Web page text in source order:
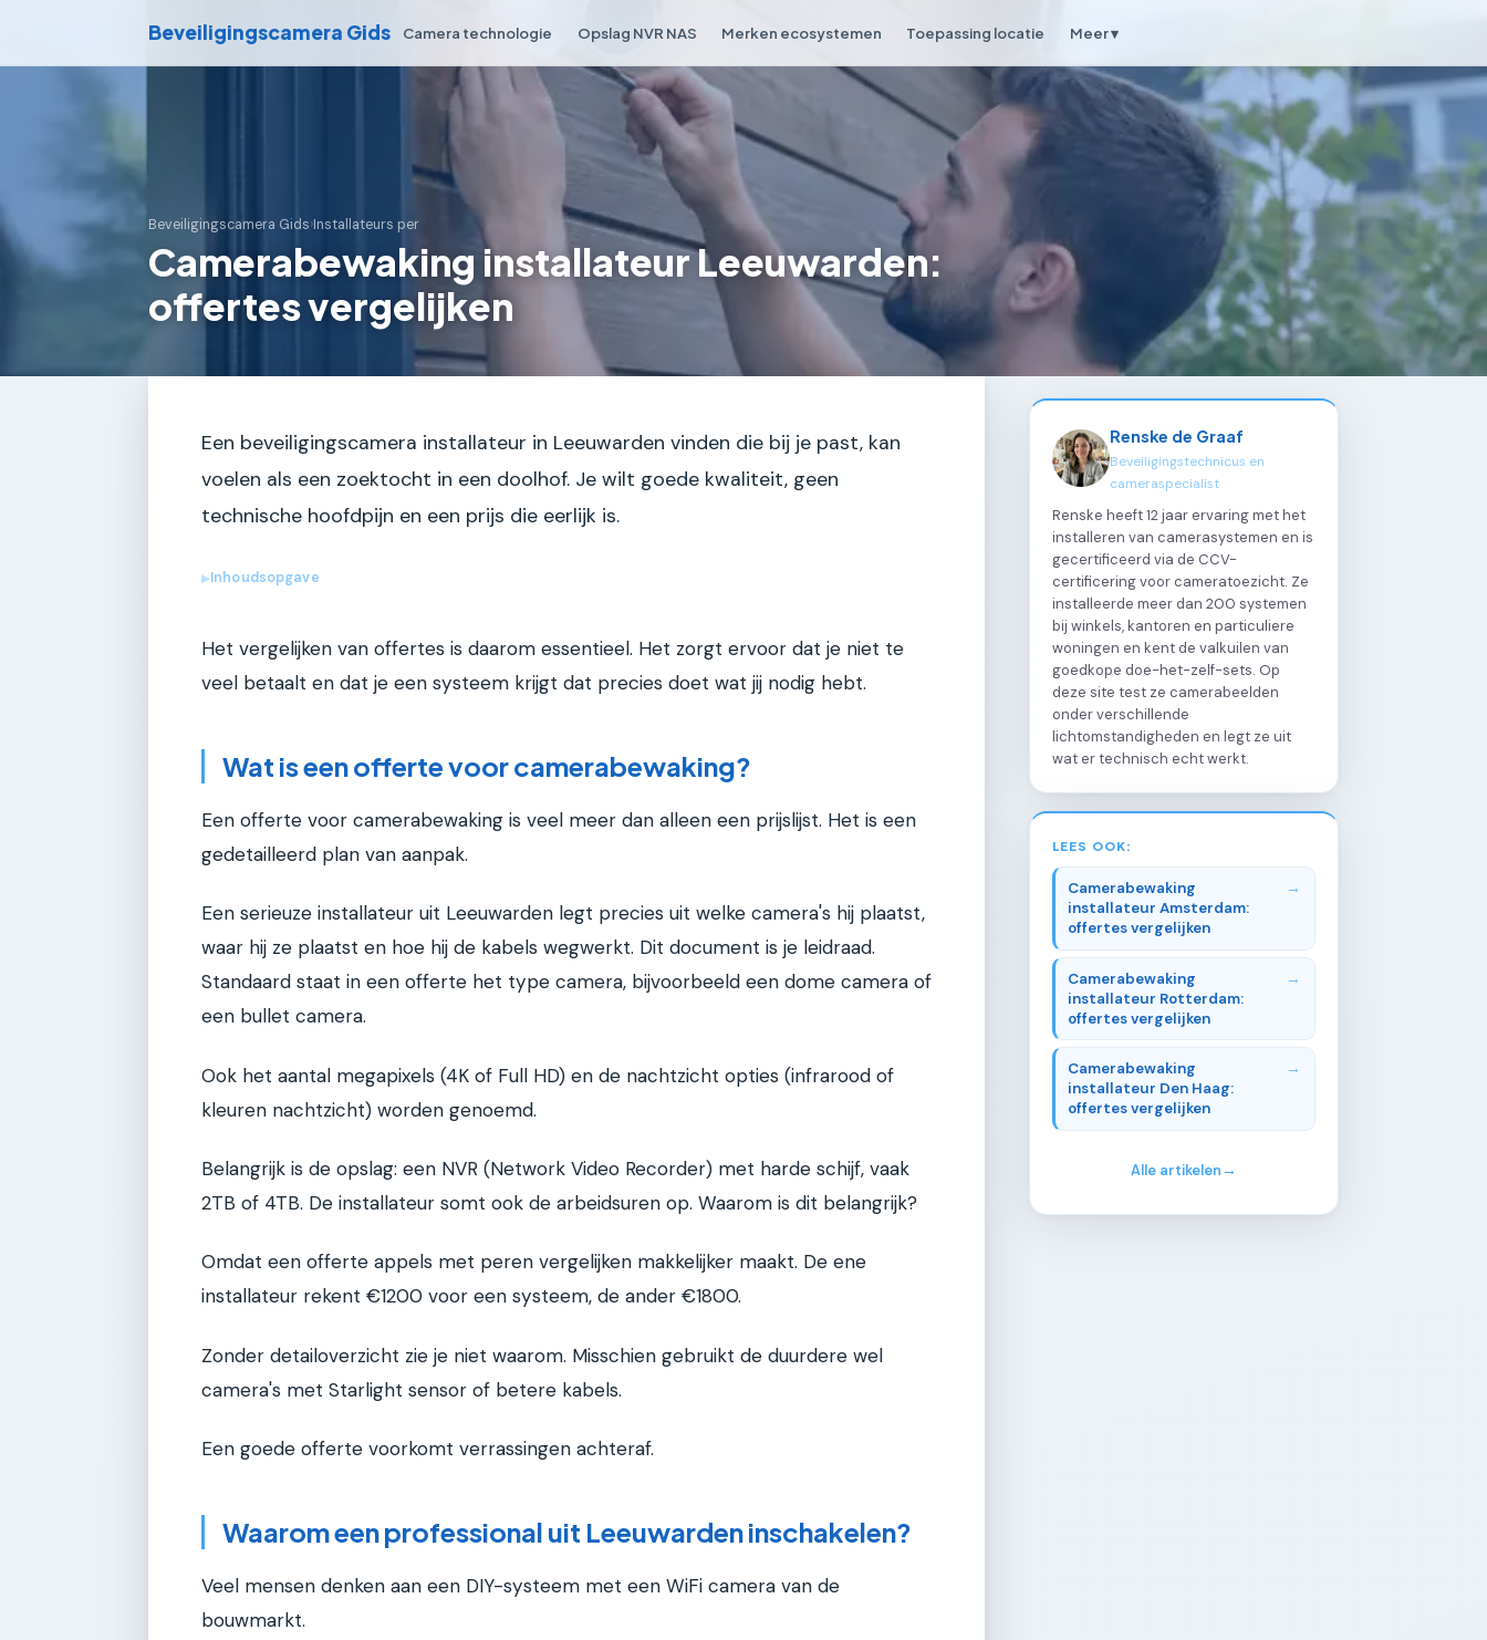
Beveiligingscamera Gids Camera technologie Opslag NVR NAS Merken ecosystemen Toepassing locatie Meer ▾
Beveiligingscamera Gids›Installateurs per
Camerabewaking installateur Leeuwarden:
offertes vergelijken
Een beveiligingscamera installateur in Leeuwarden vinden die bij je past, kan
voelen als een zoektocht in een doolhof. Je wilt goede kwaliteit, geen
technische hoofdpijn en een prijs die eerlijk is.
▶Inhoudsopgave
Het vergelijken van offertes is daarom essentieel. Het zorgt ervoor dat je niet te
veel betaalt en dat je een systeem krijgt dat precies doet wat jij nodig hebt.
Wat is een offerte voor camerabewaking?
Een offerte voor camerabewaking is veel meer dan alleen een prijslijst. Het is een
gedetailleerd plan van aanpak.
Een serieuze installateur uit Leeuwarden legt precies uit welke camera's hij plaatst,
waar hij ze plaatst en hoe hij de kabels wegwerkt. Dit document is je leidraad.
Standaard staat in een offerte het type camera, bijvoorbeeld een dome camera of
een bullet camera.
Ook het aantal megapixels (4K of Full HD) en de nachtzicht opties (infrarood of
kleuren nachtzicht) worden genoemd.
Belangrijk is de opslag: een NVR (Network Video Recorder) met harde schijf, vaak
2TB of 4TB. De installateur somt ook de arbeidsuren op. Waarom is dit belangrijk?
Omdat een offerte appels met peren vergelijken makkelijker maakt. De ene
installateur rekent €1200 voor een systeem, de ander €1800.
Zonder detailoverzicht zie je niet waarom. Misschien gebruikt de duurdere wel
camera's met Starlight sensor of betere kabels.
Een goede offerte voorkomt verrassingen achteraf.
Waarom een professional uit Leeuwarden inschakelen?
Veel mensen denken aan een DIY-systeem met een WiFi camera van de
bouwmarkt.
Renske de Graaf
Beveiligingstechnicus en
cameraspecialist
Renske heeft 12 jaar ervaring met het
installeren van camerasystemen en is
gecertificeerd via de CCV-
certificering voor cameratoezicht. Ze
installeerde meer dan 200 systemen
bij winkels, kantoren en particuliere
woningen en kent de valkuilen van
goedkope doe-het-zelf-sets. Op
deze site test ze camerabeelden
onder verschillende
lichtomstandigheden en legt ze uit
wat er technisch echt werkt.
LEES OOK:
Camerabewaking
installateur Amsterdam:
offertes vergelijken
Camerabewaking
installateur Rotterdam:
offertes vergelijken
Camerabewaking
installateur Den Haag:
offertes vergelijken
Alle artikelen